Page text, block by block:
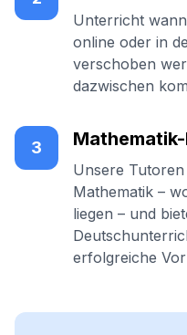
Unterricht
online oder in
verschoben
dazwischen
3
Unsere
Mathematik –
liegen – und
erfolgreiche